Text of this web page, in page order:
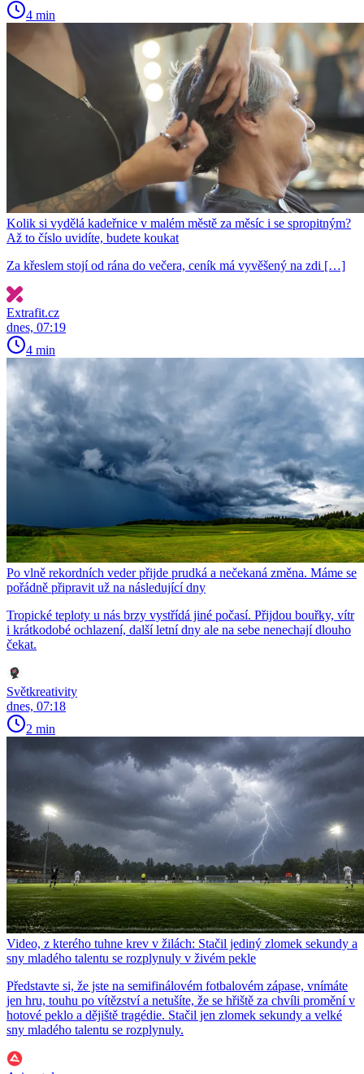
4 min
Kolik si vydělá kadeřnice v malém městě za měsíc i se spropitným?
Až to číslo uvidíte, budete koukat
Za křeslem stojí od rána do večera, ceník má vyvěšený na zdi […]
Extrafit.cz
dnes, 07:19
4 min
Po vlně rekordních veder přijde prudká a nečekaná změna. Máme se
pořádně připravit už na následující dny
Tropické teploty u nás brzy vystřídá jiné počasí. Přijdou bouřky, vítr
i krátkodobé ochlazení, další letní dny ale na sebe nenechají dlouho
čekat.
Světkreativity
dnes, 07:18
2 min
Video, z kterého tuhne krev v žilách: Stačil jediný zlomek sekundy a
sny mladého talentu se rozplynuly v živém pekle
Představte si, že jste na semifinálovém fotbalovém zápase, vnímáte
jen hru, touhu po vítězství a netušíte, že se hřiště za chvíli promění v
hotové peklo a dějiště tragédie. Stačil jen zlomek sekundy a velké
sny mladého talentu se rozplynuly.